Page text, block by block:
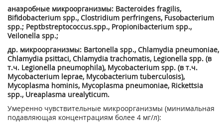
анаэробные микроорганизмы: Bacteroides fragilis,
Bifidobacterium spp., Clostridium perfringens, Fusobacterium
spp.; Peptbstreptococcus.spp., Propionibacterium spp.,
Veilonella spp.;
др. микроорганизмы: Bartonella spp., Chlamydia pneumoniae,
Chlamydia psittaci, Chlamydia trachomatis, Legionella spp. (в
т.ч. Legionella pneumophila), Mycobacterium spp. (в т.ч.
Mycobacterium leprae, Mycobacterium tuberculosis),
Mycoplasma hominis, Mycoplasma pneumoniae, Rickettsia
spp., Ureaplasma urealyticum.
Умеренно чувствительные микроорганизмы (минимальная
подавляющая концентрациям более 4 мг/л):